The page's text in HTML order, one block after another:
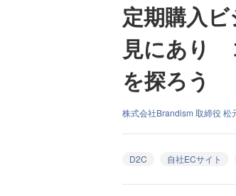
定期購入
見にあり
を探ろう
株式会社Brandism 取締役 松
D2C 自社ECサイト